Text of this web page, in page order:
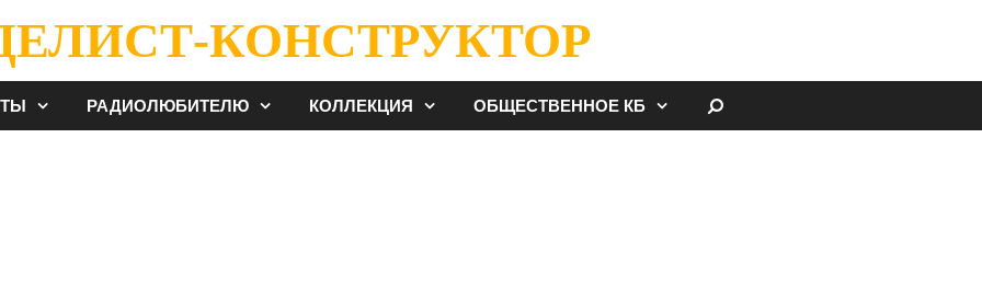
КОНСТРУКТОР
РАДИОЛЮБИТЕЛЮ КОЛЛЕКЦИЯ ОБЩЕСТВЕННОЕ КБ